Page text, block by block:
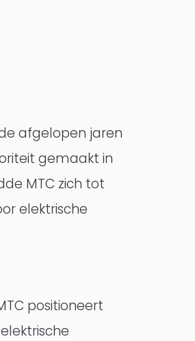
afgelopen jaren
gemaakt in
MTC zich tot
elektrische
positioneert